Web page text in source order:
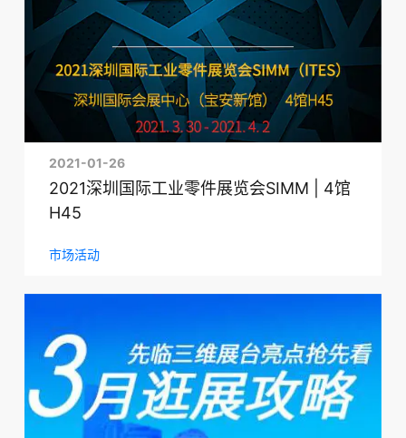
2021-01-26
2021深圳国际工业零件展览会SIMM | 4馆
H45
市场活动